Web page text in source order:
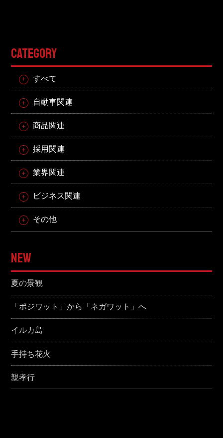
CATEGORY
すべて
自動車関連
商品関連
採用関連
業界関連
ビジネス関連
その他
NEW
夏の景観
「ポジワット」から「ネガワット」へ
イルカ島
手持ち花火
親孝行